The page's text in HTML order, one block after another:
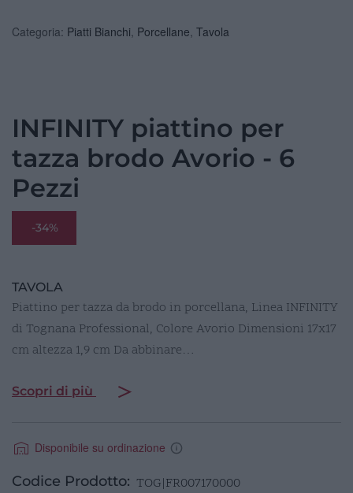
Categoria: Piatti Bianchi Porcellane Tavola
INFINITY piattino per
tazza brodo Avorio - 6
Pezzi
-34%
TAVOLA
Piattino per tazza da brodo in porcellana, Linea INFINITY
di Tognana Professional, Colore Avorio Dimensioni 17x17
cm altezza 1,9 cm Da abbinare…
Scopri di più
Disponibile su ordinazione
Codice Prodotto: TOG|FR007170000